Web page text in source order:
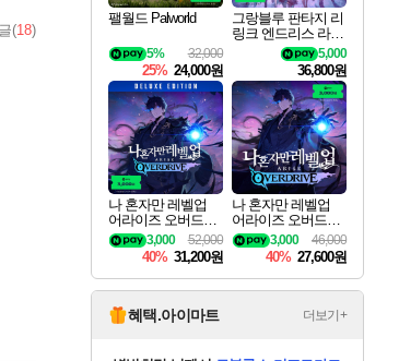
(18)
팰월드 Palworld
32,000
5%
25% 24,000원
그랑블루 판타지 리
링크 엔드리스 라그
나로크 업그레이드
킷 Granblue Fantasy
Relink Endless Ragn
arok Upgrade Kit DL
C
5,000
36,800원
나 혼자만 레벨업
어라이즈 오버드라
이브 디럭스 에디션
Solo Leveling Arise
Overdrive Deluxe Edi
tion
52,000
3,000
40% 31,200원
나 혼자만 레벨업
어라이즈 오버드라
이브 Solo Leveling A
rise
46,000
3,000
40% 27,600원
혜택.아이마트 더보기+